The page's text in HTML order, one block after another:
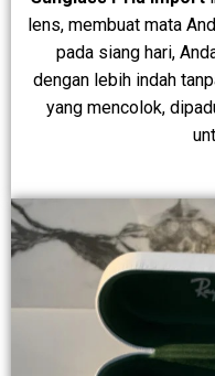
lens, membuat mata
pada siang hari,
dengan lebih indah
yang mencolok,